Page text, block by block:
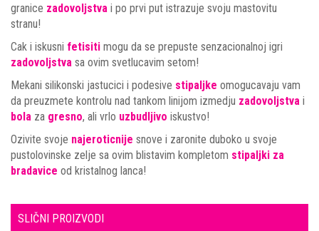
granice zadovoljstva i po prvi put istrazuje svoju mastovitu
stranu!
Cak i iskusni fetisiti mogu da se prepuste senzacionalnoj igri
zadovoljstva sa ovim svetlucavim setom!
Mekani silikonski jastucici i podesive stipaljke omogucavaju vam
da preuzmete kontrolu nad tankom linijom izmedju zadovoljstva i
bola za gresno, ali vrlo uzbudljivo iskustvo!
Ozivite svoje najeroticnije snove i zaronite duboko u svoje
pustolovinske zelje sa ovim blistavim kompletom stipaljki za
bradavice od kristalnog lanca!
SLIČNI PROIZVODI